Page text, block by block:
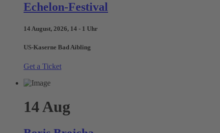
Echelon-Festival
14 August, 2026, 14 - 1 Uhr
US-Kaserne Bad Aibling
Get a Ticket
14Aug